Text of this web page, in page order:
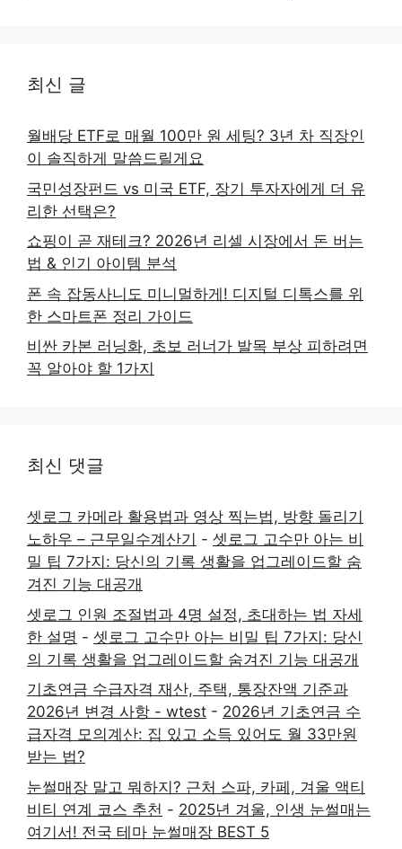
최신 글
월배당 ETF로 매월 100만 원 세팅? 3년 차 직장인
이 솔직하게 말씀드릴게요
국민성장펀드 vs 미국 ETF, 장기 투자자에게 더 유
리한 선택은?
쇼핑이 곧 재테크? 2026년 리셀 시장에서 돈 버는
법 & 인기 아이템 분석
폰 속 잡동사니도 미니멀하게! 디지털 디톡스를 위
한 스마트폰 정리 가이드
비싼 카본 러닝화, 초보 러너가 발목 부상 피하려면
꼭 알아야 할 1가지
최신 댓글
셋로그 카메라 활용법과 영상 찍는법, 방향 돌리기
노하우 – 근무일수계산기 - 셋로그 고수만 아는 비
밀 팁 7가지: 당신의 기록 생활을 업그레이드할 숨
겨진 기능 대공개
셋로그 인원 조절법과 4명 설정, 초대하는 법 자세
한 설명 - 셋로그 고수만 아는 비밀 팁 7가지: 당신
의 기록 생활을 업그레이드할 숨겨진 기능 대공개
기초연금 수급자격 재산, 주택, 통장잔액 기준과
2026년 변경 사항 - wtest - 2026년 기초연금 수
급자격 모의계산: 집 있고 소득 있어도 월 33만원
받는 법?
눈썰매장 말고 뭐하지? 근처 스파, 카페, 겨울 액티
비티 연계 코스 추천 - 2025년 겨울, 인생 눈썰매는
여기서! 전국 테마 눈썰매장 BEST 5